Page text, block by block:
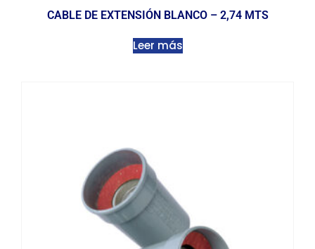
CABLE DE EXTENSIÓN BLANCO – 2,74 MTS
Leer más